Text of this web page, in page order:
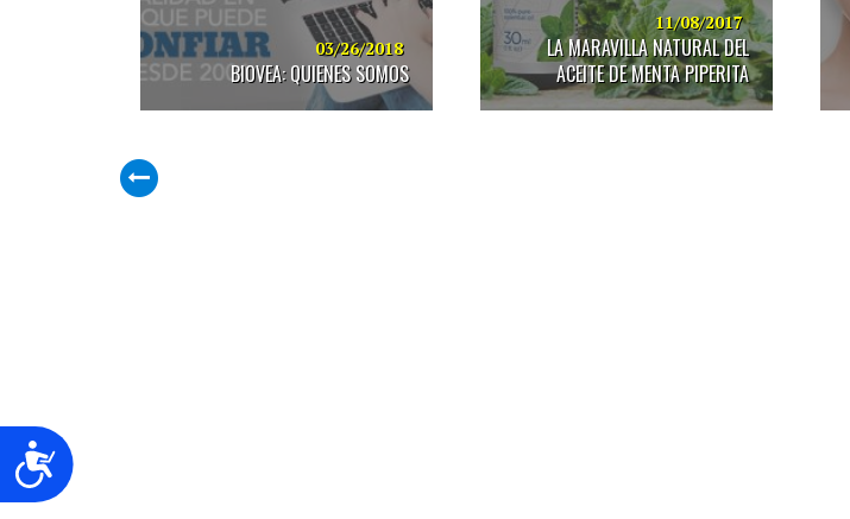
Accesibilidad
03/26/2018
BIOVEA: QUIENES SOMOS
11/08/2017
LA MARAVILLA NATURAL DEL
ACEITE DE MENTA PIPERITA